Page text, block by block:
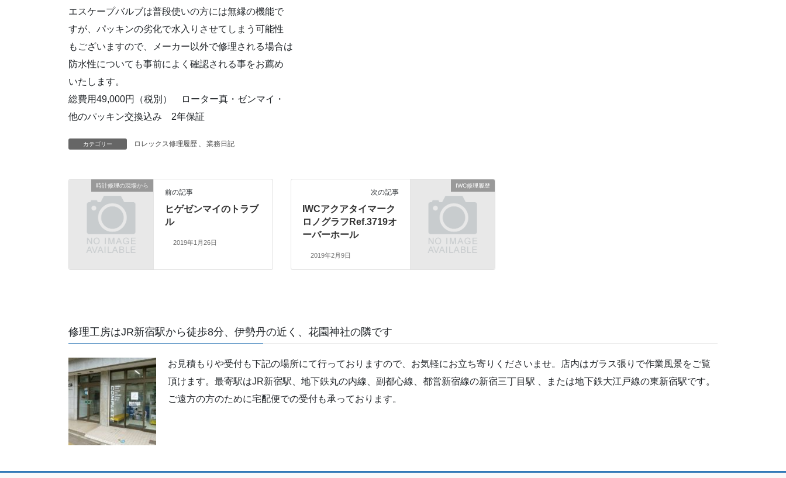
エスケープバルブは普段使いの方には無縁の機能で
すが、パッキンの劣化で水入りさせてしまう可能性
もございますので、メーカー以外で修理される場合は
防水性についても事前によく確認される事をお薦め
いたします。
総費用49,000円（税別） ローター真・ゼンマイ・
他のパッキン交換込み 2年保証
カテゴリー ロレックス修理履歴 、 業務日記
時計修理の現場から
前の記事
ヒゲゼンマイのトラブ
ル
2019年1月26日
IWC修理履歴
次の記事
IWCアクアタイマーク
ロノグラフRef.3719オ
ーバーホール
2019年2月9日
修理工房はJR新宿駅から徒歩8分、伊勢丹の近く、花園神社の隣です
お見積もりや受付も下記の場所にて行っておりますので、お気軽にお立ち寄りくださいませ。店内はガラス張りで作業風景をご覧
頂けます。最寄駅はJR新宿駅、地下鉄丸の内線、副都心線、都営新宿線の新宿三丁目駅 、または地下鉄大江戸線の東新宿駅です。
ご遠方の方のために宅配便での受付も承っております。